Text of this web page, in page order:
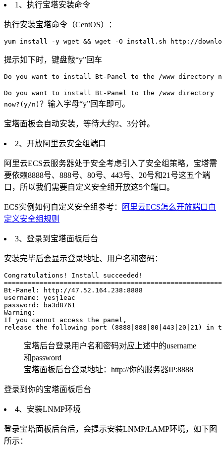
1、执行宝塔安装命令
执行安装宝塔命令（CentOS）：
yum install -y wget && wget -O install.sh http://
提示如下时，键盘敲“y”回车
Do you want to install Bt-Panel to the /www directory
Do you want to install Bt-Panel to the /www directory
now?(y/n) ？输入字母“y”回车即可。
宝塔面板会自动安装，等待大约2、3分钟。
2、开放阿里云安全组端口
阿里云ECS云服务器处于安全考虑引入了安全组策略，宝塔需
要依赖8888号、888号、80号、443号、20号和21号这五个端
口，所以我们需要自定义安全组开放这5个端口。
ECS实例如何自定义安全组参考：
阿里云ECS怎么开放端口自
定义安全组规则
3、登录到宝塔面板后台
安装完毕后会显示登录地址、用户名和密码：
Congratulations! Install succeeded!
Bt-Panel: http://47.52.164.238:8888
username: yesj1eac
password: ba3d8761
Warning:
If you cannot access the panel,
release the following port (8888|888|80|443|20|21) in
宝塔后台登录用户名和密码对应上述中的username
和password
宝塔面板后台登录地址：http://你的服务器IP:8888
登录到你的宝塔面板后台
4、安装LNMP环境
登录宝塔面板后台后，会提示安装LNMP/LAMP环境，如下图
所示：